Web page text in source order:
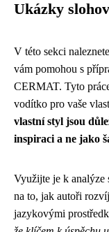
Ukázky
V této sekci
vám pomohou s
CERMAT. Tyto
vodítko pro vaše
vlastní styl jsou
inspiraci a ne jako
Využijte je k analýze
na to, jak autoři
jazykovými